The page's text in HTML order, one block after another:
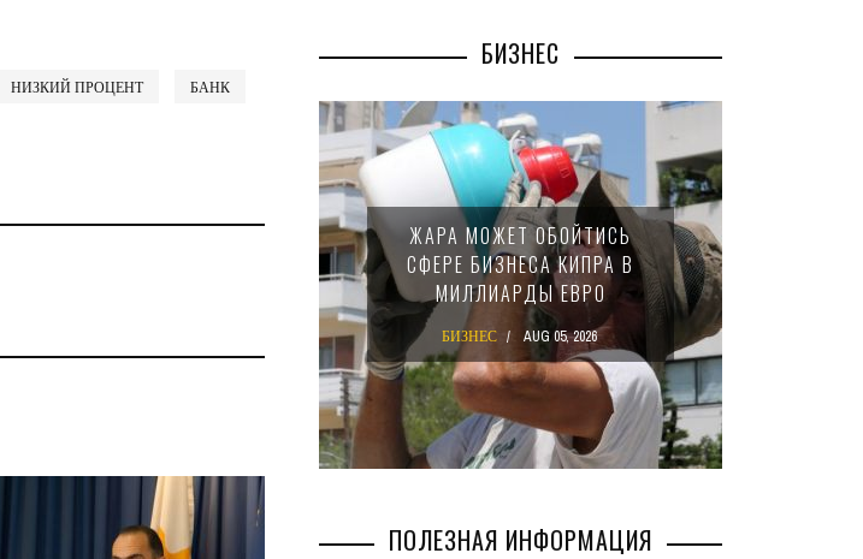
НИЗКИЙ ПРОЦЕНТ БАНК
БИЗНЕС
В 2028 ГОДУ ENI НАЧНЕТ
ЖАРА МОЖЕТ ОБОЙТИСЬ
СФЕРЕ БИЗНЕСА КИПРА В
МИЛЛИАРДЫ ЕВРО
БИЗНЕС AUG 05, 2026
ПОЛЕЗНАЯ ИНФОРМАЦИЯ